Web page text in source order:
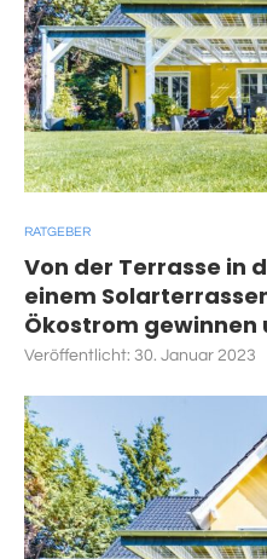
RATGEBER
Von der Terrasse in
einem
Ökostrom gewinnen
Veröffentlicht: 30. Januar 2023